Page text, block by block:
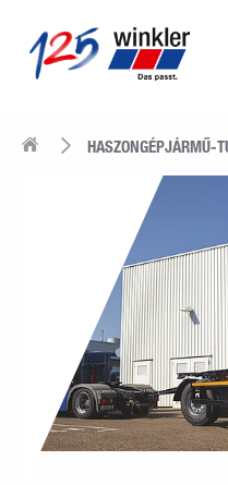
HASZONGÉPJÁRMŰ-